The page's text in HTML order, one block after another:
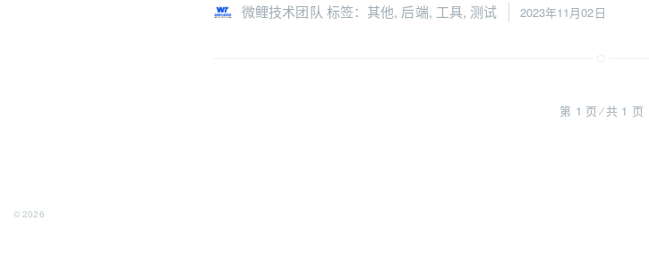
微鲤技术团队 标签： 其他, 后端, 工具, 测试 2023年11月02日
第 1 页 ⁄ 共 1 页
© 2026